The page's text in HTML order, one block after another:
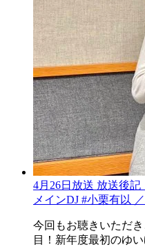
4月26日放送 放送後
メインDJ #小栗有以
今回もお聴きいただ
目！新年度最初のゆ